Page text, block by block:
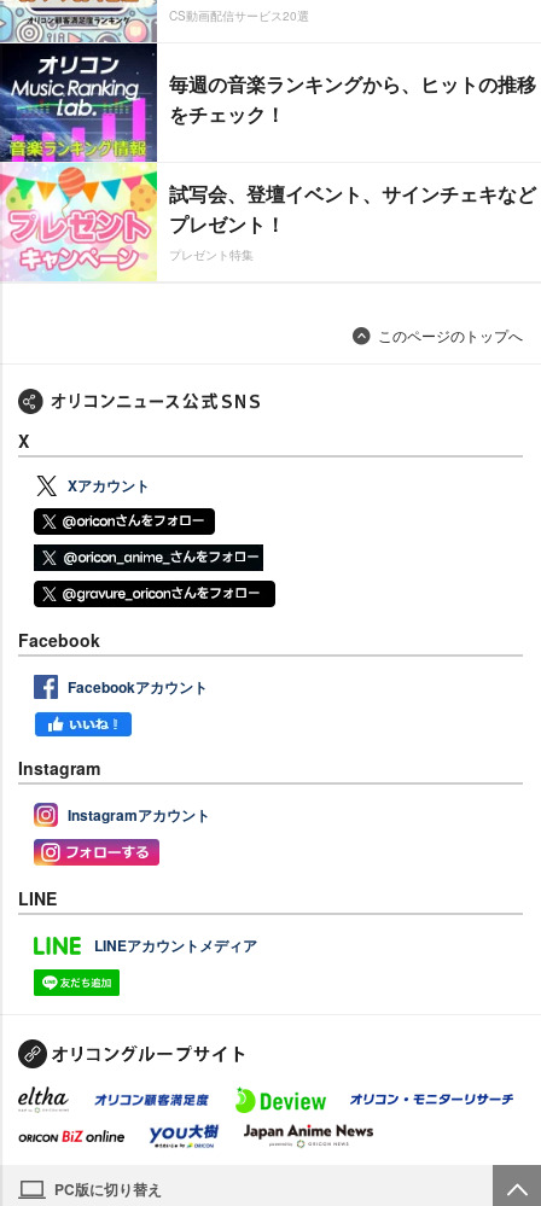
CS動画配信サービス20選
毎週の音楽ランキングから、ヒットの推移
をチェック！
試写会、登壇イベント、サインチェキなど
プレゼント！
プレゼント特集
このページのトップへ
X
Xアカウント
Facebook
Facebookアカウント
Instagram
Instagramアカウント
LINE
LINEアカウントメディア
PC版に切り替え